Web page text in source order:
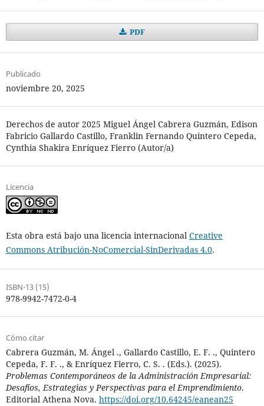
PDF
Publicado
noviembre 20, 2025
Derechos de autor 2025 Miguel Ángel Cabrera Guzmán, Edison
Fabricio Gallardo Castillo, Franklin Fernando Quintero Cepeda,
Cynthia Shakira Enríquez Fierro (Autor/a)
Licencia
Esta obra está bajo una licencia internacional Creative
Commons Atribución-NoComercial-SinDerivadas 4.0.
ISBN-13 (15)
978-9942-7472-0-4
Cómo citar
Cabrera Guzmán, M. Ángel ., Gallardo Castillo, E. F. ., Quintero
Cepeda, F. F. ., & Enríquez Fierro, C. S. . (Eds.). (2025).
Problemas Contemporáneos de la Administración Empresarial:
Desafíos, Estrategias y Perspectivas para el Emprendimiento.
Editorial Athena Nova. https://doi.org/10.64245/eanean25